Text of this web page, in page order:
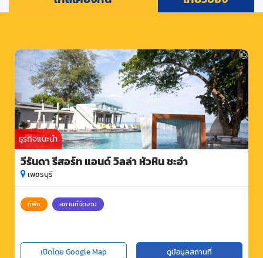
ธุรกิจแนะนำ
วีรันดา รีสอร์ท แอนด์ วิลล่า หัวหิน ชะอำ
เพชรบุรี
ที่พัก สถานที่จัดงาน
เปิดโดย Google Map ดูข้อมูลสถานที่